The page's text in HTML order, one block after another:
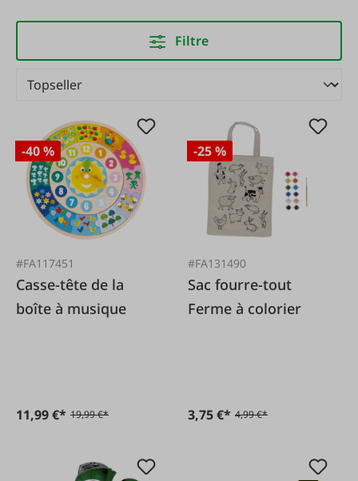
Filtre
-40 %
#FA117451
Casse-tête de la
boîte à musique
11,99 €* 19,99 €*
-25 %
#FA131490
Sac fourre-tout
Ferme à colorier
3,75 €* 4,99 €*